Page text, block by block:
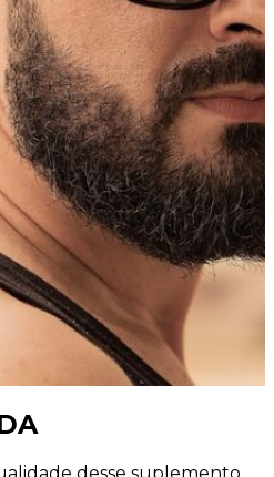
desse suplemento,